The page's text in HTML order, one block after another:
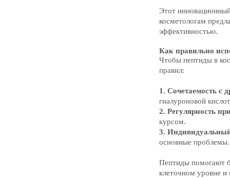
Этот
косметологам
эффективностью.
Как правильно
Чтобы пептиды в
правил:
1. Сочетаемость с
гиалуроновой
2. Регулярность
курсом.
3.
основные проблемы.
Пептиды помогают
клеточном уровне и